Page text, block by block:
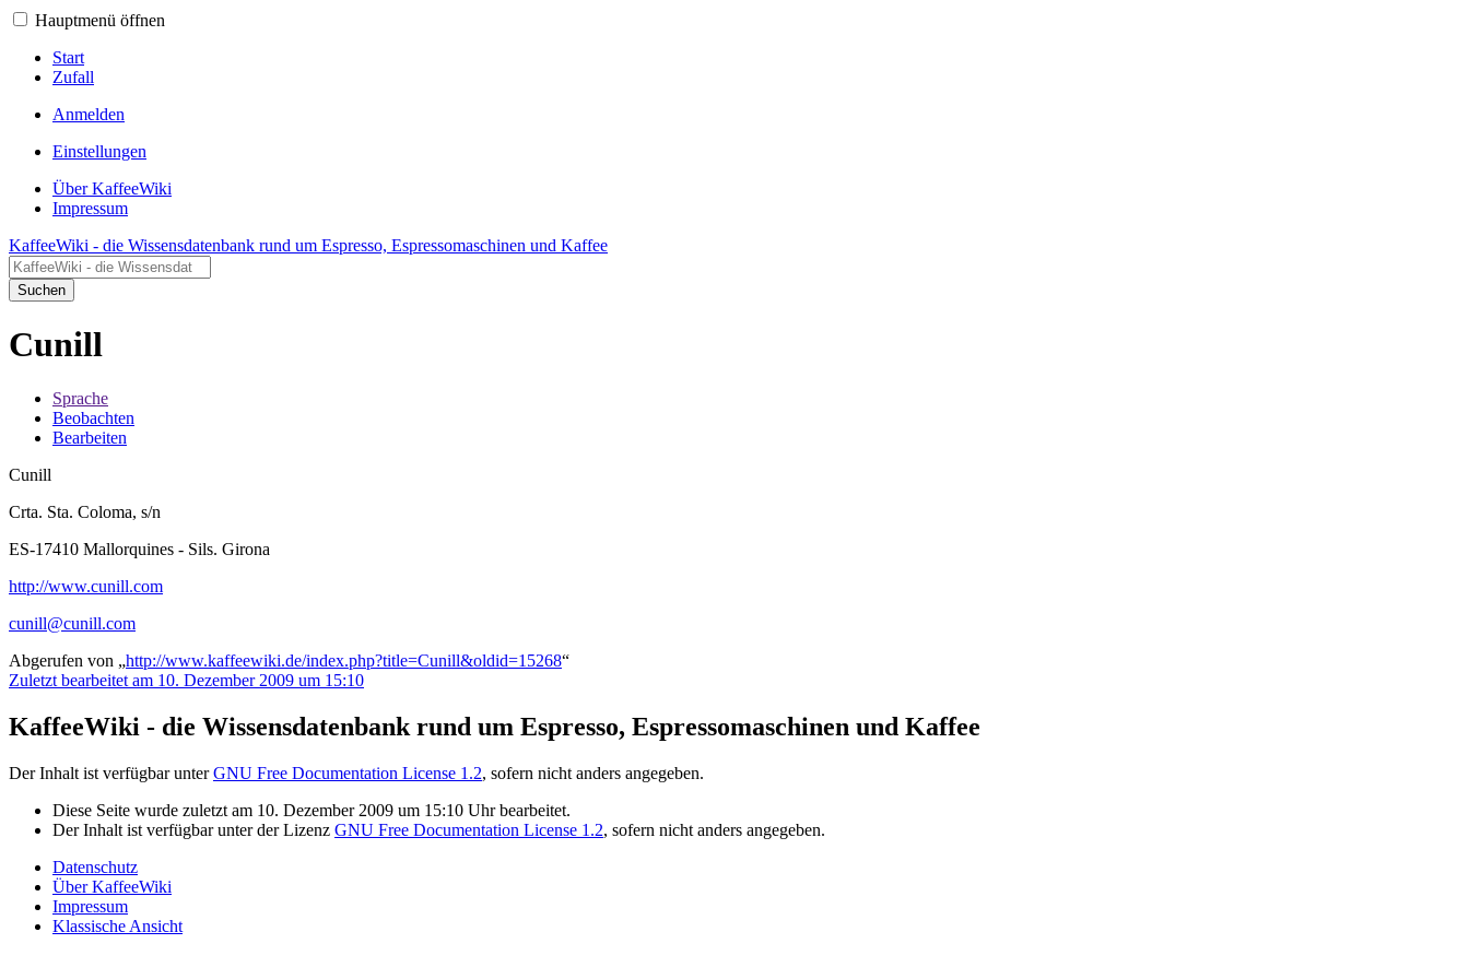
Hauptmenü öffnen
Start
Zufall
Anmelden
Einstellungen
Über KaffeeWiki
Impressum
KaffeeWiki - die Wissensdatenbank rund um Espresso, Espressomaschinen und Kaffee
Suchen
Cunill
Sprache
Beobachten
Bearbeiten
Cunill
Crta. Sta. Coloma, s/n
ES-17410 Mallorquines - Sils. Girona
http://www.cunill.com
cunill@cunill.com
Abgerufen von „http://www.kaffeewiki.de/index.php?title=Cunill&oldid=15268“
Zuletzt bearbeitet am 10. Dezember 2009 um 15:10
KaffeeWiki - die Wissensdatenbank rund um Espresso, Espressomaschinen und Kaffee
Der Inhalt ist verfügbar unterGNU Free Documentation License 1.2, sofern nicht anders angegeben.
Diese Seite wurde zuletzt am 10. Dezember 2009 um 15:10 Uhr bearbeitet.
Der Inhalt ist verfügbar unter der Lizenz GNU Free Documentation License 1.2, sofern nicht anders angegeben.
Datenschutz
Über KaffeeWiki
Impressum
Klassische Ansicht